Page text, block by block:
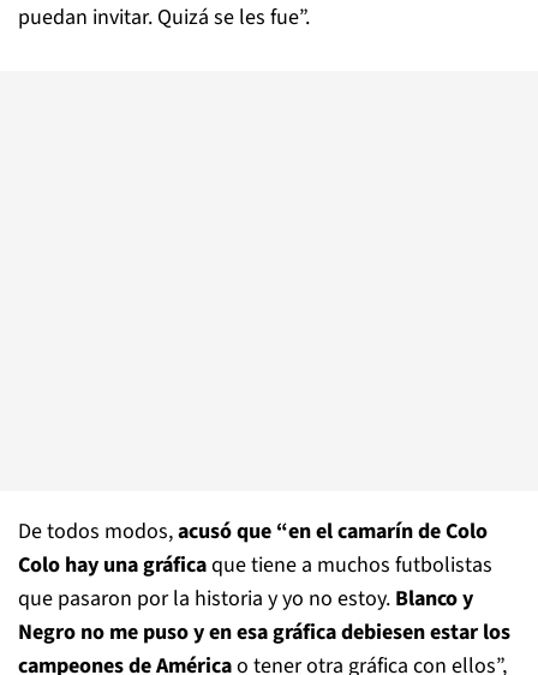
puedan invitar. Quizá se les fue”.
De todos modos,acusó que “en el camarín de Colo
Colo hay una gráficaque tiene a muchos futbolistas
que pasaron por la historia y yo no estoy. Blanco y
Negro no me puso y en esa gráfica debiesen estar los
campeones de Américao tener otra gráfica con ellos”,